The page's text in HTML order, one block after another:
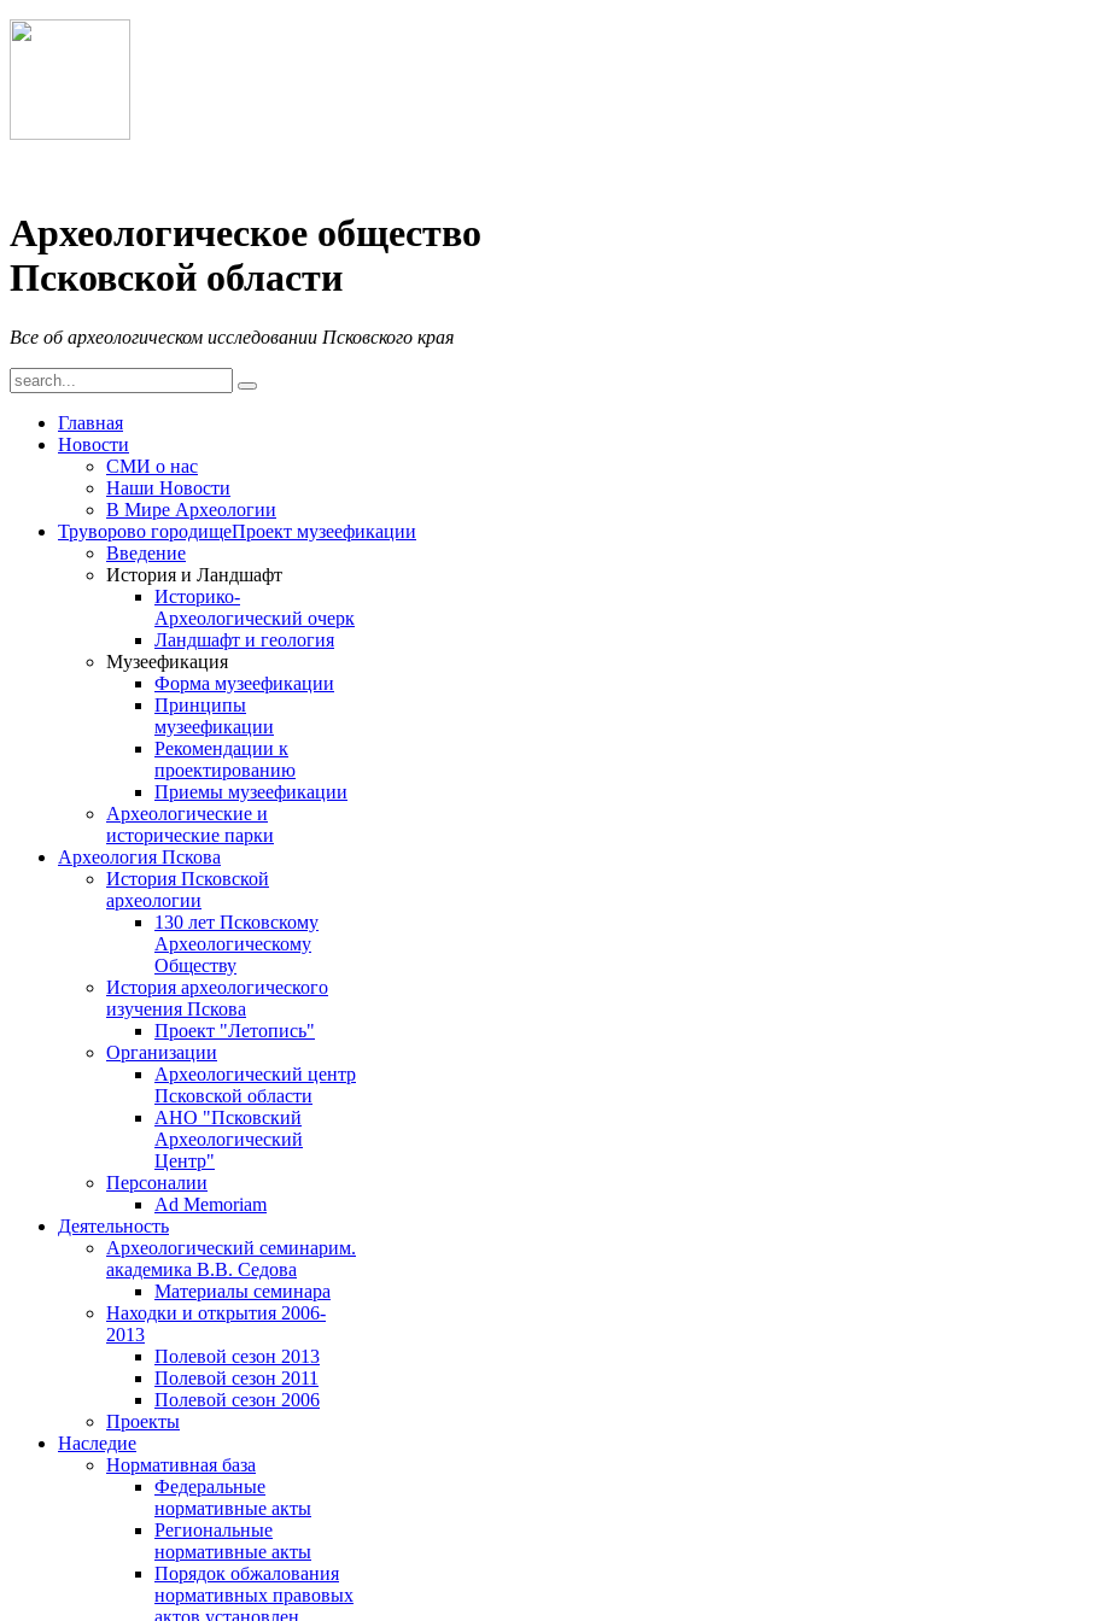
Археологическое общество
Псковской области
Все об археологическом исследовании Псковского края
Главная
Новости
СМИ о нас
Наши Новости
В Мире Археологии
Труворово городищеПроект музеефикации
Введение
История и Ландшафт
Историко-
Археологический очерк
Ландшафт и геология
Музеефикация
Форма музеефикации
Принципы
музеефикации
Рекомендации к
проектированию
Приемы музеефикации
Археологические и
исторические парки
Археология Пскова
История Псковской
археологии
130 лет Псковскому
Археологическому
Обществу
История археологического
изучения Пскова
Проект "Летопись"
Организации
Археологический центр
Псковской области
АНО "Псковский
Археологический
Центр"
Персоналии
Ad Memoriam
Деятельность
Археологический семинарим.
академика В.В. Седова
Материалы семинара
Находки и открытия 2006-
2013
Полевой сезон 2013
Полевой сезон 2011
Полевой сезон 2006
Проекты
Наследие
Нормативная база
Федеральные
нормативные акты
Региональные
нормативные акты
Порядок обжалования
нормативных правовых
актов установлен